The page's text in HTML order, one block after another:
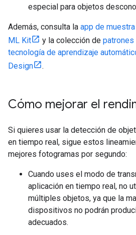
especial para objetos
Además, consulta la app de
ML Kit
y la colección de patrones
tecnología de aprendizaje
Design
.
Cómo mejorar el
Si quieres usar la detección de
en tiempo real, sigue estos
mejores fotogramas por segundo:
Cuando uses el modo de
aplicación en tiempo real, no
múltiples objetos, ya que la
dispositivos no podrán
adecuados.